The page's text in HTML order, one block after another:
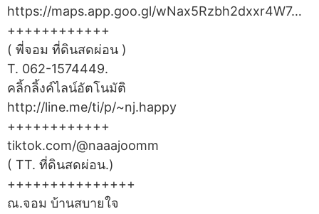
https://maps.app.goo.gl/wNax5Rzbh2dxxr4W7…
++++++++++++
( พี่จอม ที่ดินสดผ่อน )
T. 062-1574449.
คลิ้กลิ้งค์ไลน์อัตโนมัติ
http://line.me/ti/p/~nj.happy
++++++++++++
tiktok.com/@naaajoomm
( TT. ที่ดินสดผ่อน.)
+++++++++++++++
ณ.จอม บ้านสบายใจ